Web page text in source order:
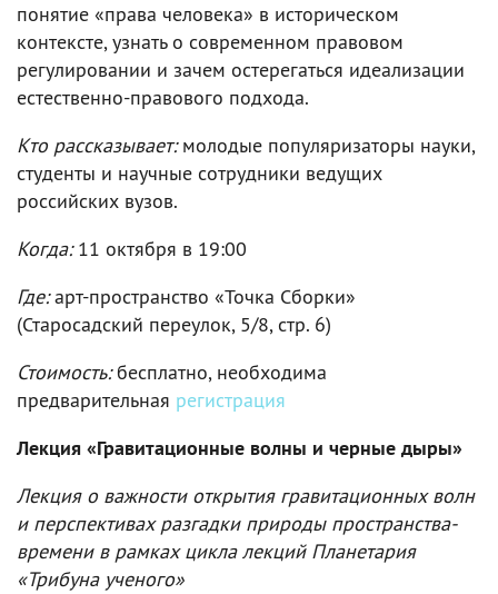
понятие «права человека» в историческом
контексте, узнать о современном правовом
регулировании и зачем остерегаться идеализации
естественно-правового подхода.
Кто рассказывает:молодые популяризаторы науки,
студенты и научные сотрудники ведущих
российских вузов.
Когда:11 октября в 19:00
Где:арт-пространство «Точка Сборки»
(Старосадский переулок, 5/8, стр. 6)
Стоимость:бесплатно, необходима
предварительная регистрация
Лекция «Гравитационные волны и черные дыры»
Лекция о важности открытия гравитационных волн
и перспективах разгадки природы пространства-
времени в рамках цикла лекций Планетария
«Трибуна ученого»